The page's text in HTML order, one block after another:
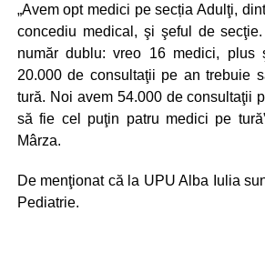
„Avem opt medici pe secția Adulţi,
concediu medical, şi şeful de
număr dublu: vreo 16 medici, plus
20.000 de consultaţii pe an trebuie
tură. Noi avem 54.000 de consultaţii
să fie cel puţin patru medici pe
Mârza.
De menţionat că la UPU Alba Iulia
Pediatrie.